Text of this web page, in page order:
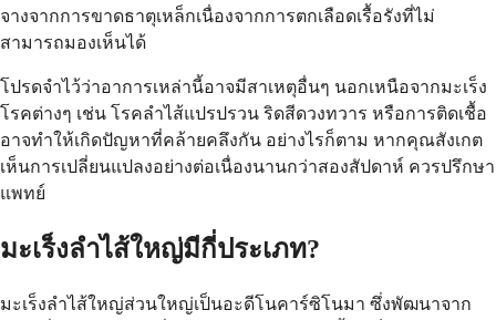
จางจากการขาดธาตุเหล็กเนื่องจากการตกเลือดเรื้อรังที่ไม่
สามารถมองเห็นได้
โปรดจำไว้ว่าอาการเหล่านี้อาจมีสาเหตุอื่นๆ นอกเหนือจากมะเร็ง
โรคต่างๆ เช่น โรคลำไส้แปรปรวน ริดสีดวงทวาร หรือการติดเชื้อ
อาจทำให้เกิดปัญหาที่คล้ายคลึงกัน อย่างไรก็ตาม หากคุณสังเกต
เห็นการเปลี่ยนแปลงอย่างต่อเนื่องนานกว่าสองสัปดาห์ ควรปรึกษา
แพทย์
มะเร็งลำไส้ใหญ่มีกี่ประเภท?
มะเร็งลำไส้ใหญ่ส่วนใหญ่เป็นอะดีโนคาร์ซิโนมา ซึ่งพัฒนาจาก